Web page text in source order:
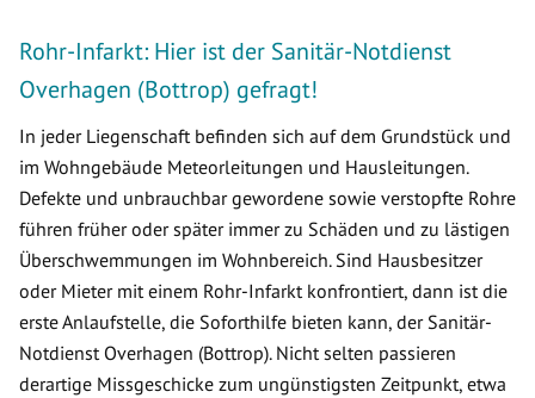
Rohr-Infarkt: Hier ist der Sanitär-Notdienst
Overhagen (Bottrop) gefragt!
In jeder Liegenschaft befinden sich auf dem Grundstück und
im Wohngebäude Meteorleitungen und Hausleitungen.
Defekte und unbrauchbar gewordene sowie verstopfte Rohre
führen früher oder später immer zu Schäden und zu lästigen
Überschwemmungen im Wohnbereich. Sind Hausbesitzer
oder Mieter mit einem Rohr-Infarkt konfrontiert, dann ist die
erste Anlaufstelle, die Soforthilfe bieten kann, der Sanitär-
Notdienst Overhagen (Bottrop). Nicht selten passieren
derartige Missgeschicke zum ungünstigsten Zeitpunkt, etwa